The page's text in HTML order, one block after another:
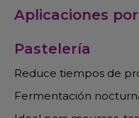
Aplicaciones
Pastelería
Reduce tiempos de
Fermentación